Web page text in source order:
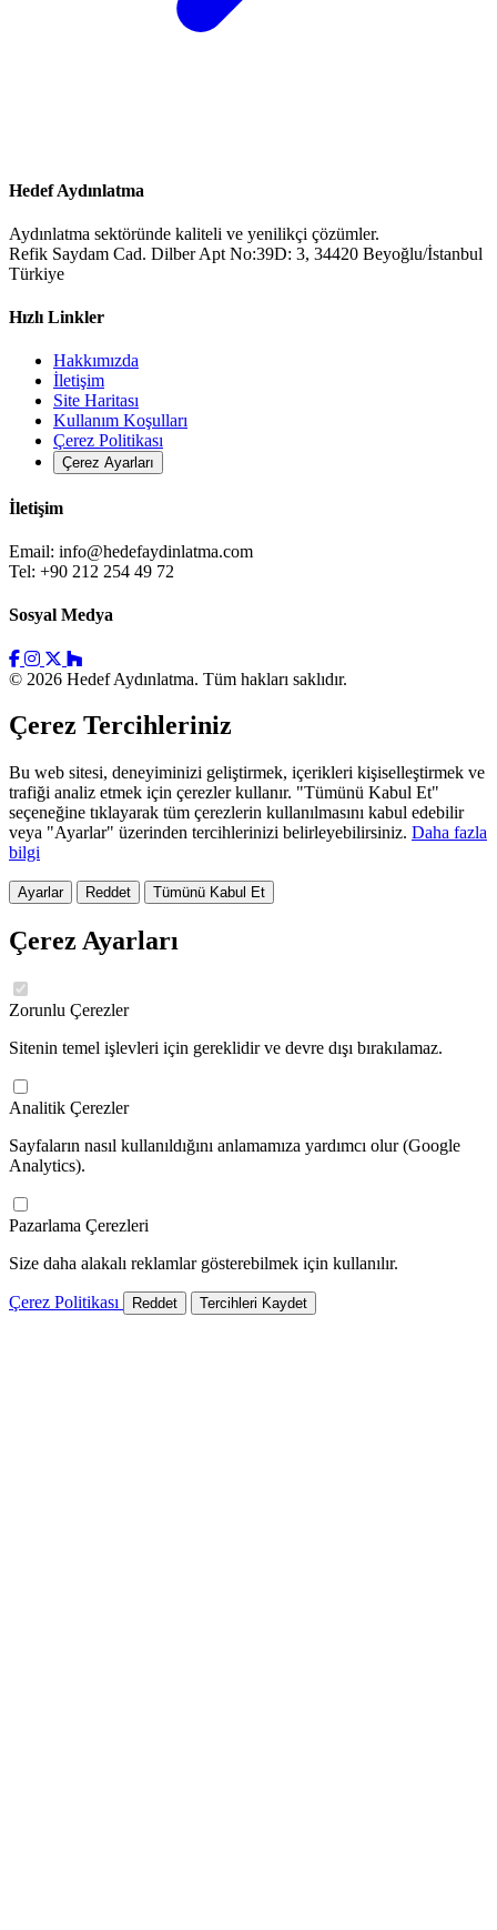
Hedef Aydınlatma
Aydınlatma sektöründe kaliteli ve yenilikçi çözümler.
Refik Saydam Cad. Dilber Apt No:39D: 3, 34420 Beyoğlu/İstanbul
Türkiye
Hızlı Linkler
Hakkımızda
İletişim
Site Haritası
Kullanım Koşulları
Çerez Politikası
Çerez Ayarları
İletişim
Email: info@hedefaydinlatma.com
Tel: +90 212 254 49 72
Sosyal Medya
© 2026 Hedef Aydınlatma. Tüm hakları saklıdır.
Çerez Tercihleriniz
Bu web sitesi, deneyiminizi geliştirmek, içerikleri kişiselleştirmek ve
trafiği analiz etmek için çerezler kullanır. "Tümünü Kabul Et"
seçeneğine tıklayarak tüm çerezlerin kullanılmasını kabul edebilir
veya "Ayarlar" üzerinden tercihlerinizi belirleyebilirsiniz. Daha fazla
bilgi
Ayarlar Reddet Tümünü Kabul Et
Çerez Ayarları
Zorunlu Çerezler
Sitenin temel işlevleri için gereklidir ve devre dışı bırakılamaz.
Analitik Çerezler
Sayfaların nasıl kullanıldığını anlamamıza yardımcı olur (Google
Analytics).
Pazarlama Çerezleri
Size daha alakalı reklamlar gösterebilmek için kullanılır.
Çerez Politikası Reddet Tercihleri Kaydet